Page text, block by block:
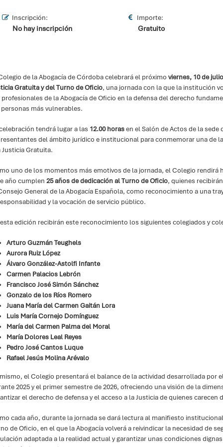
Inscripción:
No hay inscripción
Importe:
Gratuito
de la Abogacía de Córdoba celebrará el próximo viernes, 10 de julio
Gratuita y del Turno de Oficio, una jornada con la que la institución
de la Abogacía de Oficio en la defensa del derecho
más vulnerables.
tendrá lugar a las 12.00 horasen el Salón de Actos de la sede
del ámbito jurídico e institucional para conmemorar una de
Justicia Gratuita.
uno de los momentos más emotivos de la jornada, el Colegio rendirá
año cumplen 25 años de dedicación al Turno de Oficio, quienes
General de la Abogacía Española, como reconocimiento a una
y la vocación de servicio público.
edición recibirán este reconocimiento los siguientes colegiados y
Arturo Guzmán Teughels
Aurora Ruiz López
Álvaro González-Astolfi Infante
Carmen Palacios Lebrón
Francisco José Simón Sánchez
Gonzalo de los Ríos Romero
Juana María del Carmen Gaitán Lora
Luis María Cornejo Domínguez
María del Carmen Palma del Moral
María Dolores Leal Reyes
Pedro José Cantos Luque
Rafael Jesús Molina Arévalo
el Colegio presentará el balance de la actividad desarrollada por
2025 y el primer semestre de 2026, ofreciendo una visión de la
el derecho de defensa y el acceso a la Justicia de quienes
cada año, durante la jornada se dará lectura al manifiesto
de Oficio, en el que la Abogacía volverá a reivindicar la necesidad de
adaptada a la realidad actual y garantizar unas condiciones